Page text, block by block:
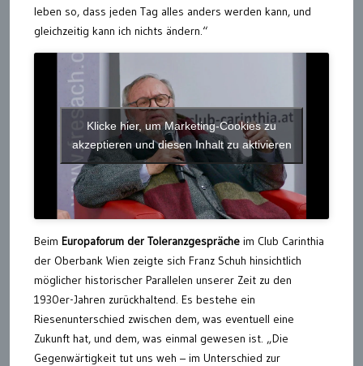
leben so, dass jeden Tag alles anders werden kann, und
gleichzeitig kann ich nichts ändern.“
Klicke hier, um Marketing-Cookies zu
akzeptieren und diesen Inhalt zu aktivieren
Beim Europaforum der Toleranzgespräche im Club Carinthia
der Oberbank Wien zeigte sich Franz Schuh hinsichtlich
möglicher historischer Parallelen unserer Zeit zu den
1930er-Jahren zurückhaltend. Es bestehe ein
Riesenunterschied zwischen dem, was eventuell eine
Zukunft hat, und dem, was einmal gewesen ist. „Die
Gegenwärtigkeit tut uns weh – im Unterschied zur